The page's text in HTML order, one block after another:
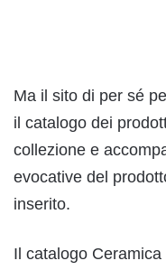
Ma il sito di per sé
il catalogo dei
collezione e
evocative del
inserito.
Il catalogo Ceramica